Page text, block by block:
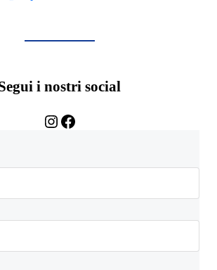
i nostri social
Instagram
Facebook